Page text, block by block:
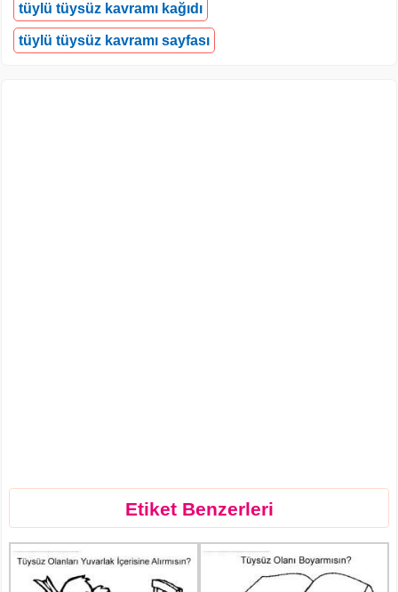
tüylü tüysüz kavramı kağıdı
tüylü tüysüz kavramı sayfası
Etiket Benzerleri